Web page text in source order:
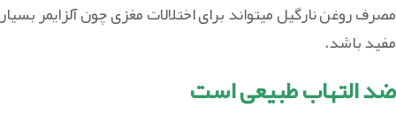
مصرف روغن نارگیل میتواند برای اختلالات مغزی چون آلزایمر بسیار
مفید باشد.
ضد التهاب طبیعی است